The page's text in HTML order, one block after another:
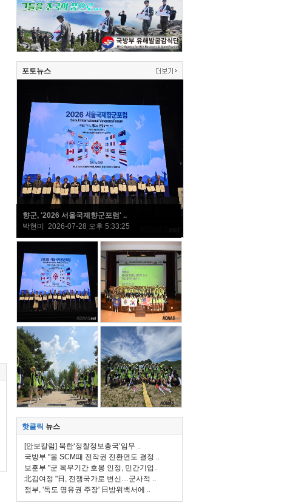
포토뉴스
향군, '2026 서울국제향군포럼' ..
박현미 2026-07-28 오후 5:33:25
핫클릭 뉴스
[안보칼럼] 북한‘정찰정보총국’임무 ..
국방부 "올 SCM때 전작권 전환연도 결정 ..
보훈부 "군 복무기간 호봉 인정, 민간기업..
北김여정 "日, 전쟁국가로 변신…군사적 ..
정부, '독도 영유권 주장' 日방위백서에 ..